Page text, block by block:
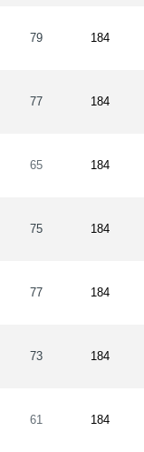
79 184
77 184
65 184
75 184
77 184
73 184
61 184